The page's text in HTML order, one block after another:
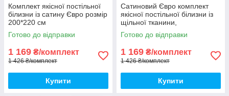
Комплект якісної постільної
білизни із сатину Євро розмір
200*220 см
Готово до відправки
1 169 ₴/комплект
1 426 ₴/комплект
Купити
Сатиновий Євро комплект
якісної постільної білизни із
щільної тканини,
підодіяльник 200х220
Готово до відправки
1 169 ₴/комплект
1 426 ₴/комплект
Купити